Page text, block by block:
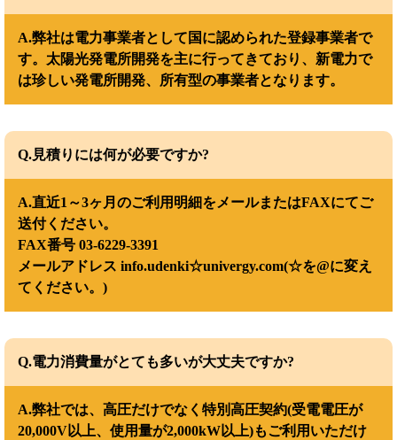
A.弊社は電力事業者として国に認められた登録事業者で
す。太陽光発電所開発を主に行ってきており、新電力で
は珍しい発電所開発、所有型の事業者となります。
Q.見積りには何が必要ですか?
A.直近1～3ヶ月のご利用明細をメールまたはFAXにてご
送付ください。
FAX番号 03-6229-3391
メールアドレス info.udenki☆univergy.com(☆を@に変え
てください。)
Q.電力消費量がとても多いが大丈夫ですか?
A.弊社では、高圧だけでなく特別高圧契約(受電電圧が
20,000V以上、使用量が2,000kW以上)もご利用いただけ